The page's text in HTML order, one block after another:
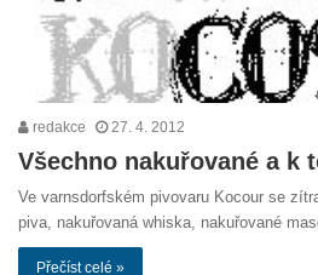
redakce 27. 4. 2012
Všechno nakuřované a k
Ve varnsdorfském pivovaru Kocour se
piva, nakuřovaná whiska, nakuřované
Přečíst celé »